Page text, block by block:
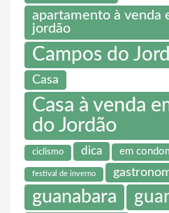
apartamento à venda
jordão
Campos do
Casa
Casa à venda
do Jordão
ciclismo dica em
festival de inverno
guanabara